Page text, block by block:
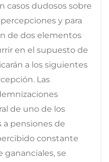
casos dudosos sobre
y para
de dos elementos
en el supuesto de
a los siguientes
Las
de uno de los
a pensiones de
constante
se